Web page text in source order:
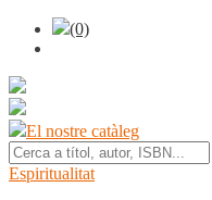
(0)
El nostre catàleg
Espiritualitat